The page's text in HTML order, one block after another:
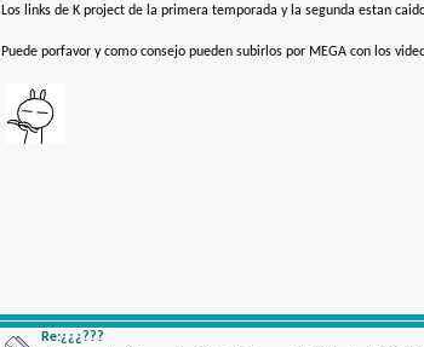
Los links de K project de la primera temporada y la segunda estan
Puede porfavor y como consejo pueden subirlos por MEGA con los
Re:¿¿¿???